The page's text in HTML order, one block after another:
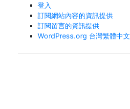
登入
訂閱網站內容的資訊提供
訂閱留言的資訊提供
WordPress.org 台灣繁體中文